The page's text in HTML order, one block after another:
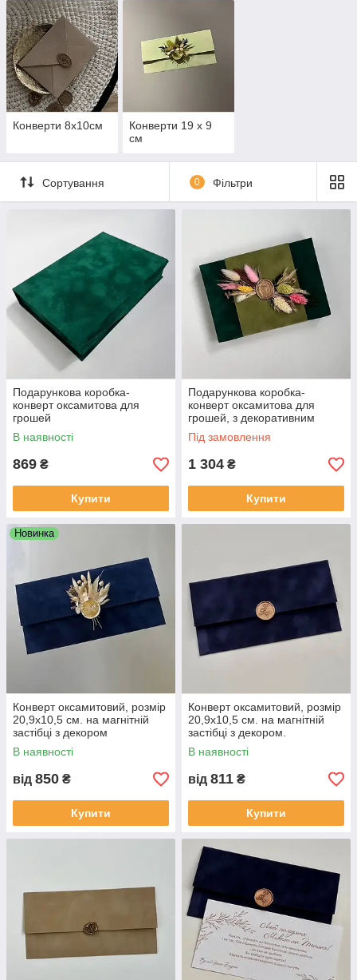
Конверти 8х10см
Конверти 19 х 9
см
Сортування 0 Фільтри
Подарункова коробка-
конверт оксамитова для
грошей
В наявності
869 ₴
Купити
Подарункова коробка-
конверт оксамитова для
грошей, з декоративним
паском
Під замовлення
1 304 ₴
Купити
Новинка
Конверт оксамитовий, розмір
20,9х10,5 см. на магнітній
застібці з декором
В наявності
від 850 ₴
Купити
Конверт оксамитовий, розмір
20,9х10,5 см. на магнітній
застібці з декором.
В наявності
від 811 ₴
Купити